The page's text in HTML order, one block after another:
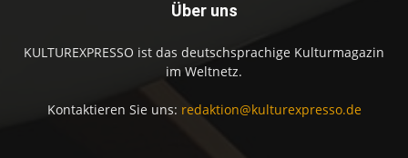
Über uns
KULTUREXPRESSO ist das deutschsprachige Kulturmagazin
im Weltnetz.
Kontaktieren Sie uns: redaktion@kulturexpresso.de